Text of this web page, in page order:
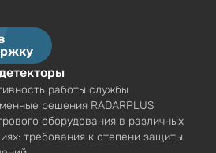
работы службы
решения RADARPLUS
оборудования в различных
требования к степени защиты